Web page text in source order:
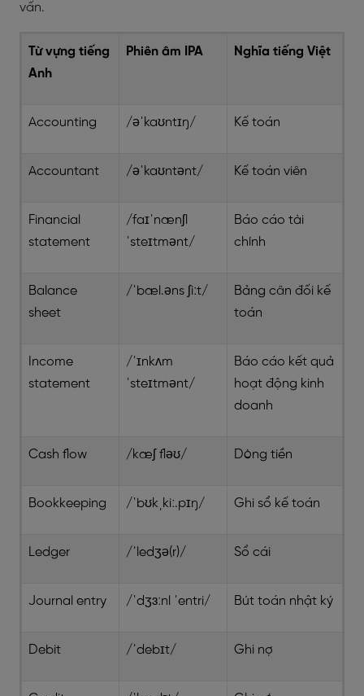
vấn.
Từ vựng tiếng
Anh
Phiên âm IPA Nghĩa tiếng Việt
Accounting /əˈkaʊntɪŋ/ Kế toán
Accountant /əˈkaʊntənt/ Kế toán viên
Financial
statement
/faɪˈnænʃl
ˈsteɪtmənt/
Báo cáo tài
chính
Balance
sheet
/ˈbæl.əns ʃiːt/
Bảng cân đối kế
toán
Income
statement
/ˈɪnkʌm
ˈsteɪtmənt/
Báo cáo kết quả
hoạt động kinh
doanh
Cash flow /kæʃ fləʊ/ Dòng tiền
Bookkeeping /ˈbʊkˌkiː.pɪŋ/ Ghi sổ kế toán
Ledger /ˈledʒə(r)/ Sổ cái
Journal entry /ˈdʒɜːnl ˈentri/ Bút toán nhật ký
Debit /ˈdebɪt/ Ghi nợ